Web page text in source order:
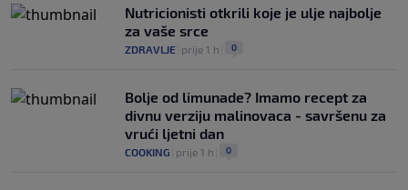
Nutricionisti otkrili koje je ulje najbolje
za vaše srce
ZDRAVLJE prije 1 h 0
Bolje od limunade? Imamo recept za
divnu verziju malinovaca - savršenu za
vrući ljetni dan
COOKING prije 1 h 0